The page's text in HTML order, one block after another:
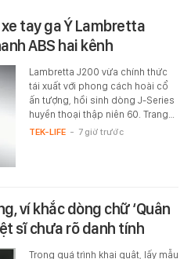
tay ga Ý Lambretta
ABS hai kênh
Lambretta J200 vừa chính thức
tái xuất với phong cách hoài cổ
ấn tượng, hồi sinh dòng J-Series
huyền thoại thập niên 60. Trang…
TEK-LIFE - 7 giờ trước
ví khắc dòng chữ ‘Quân
sĩ chưa rõ danh tính
Trong quá trình khai quật, lấy mẫu